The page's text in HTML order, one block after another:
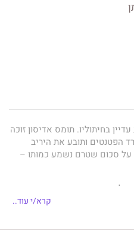
עדיין בחיתוליו. תומס אדיסון זוכה
הפטנטים ותובע את היריב
על סכום שטרם נשמע כמותו –
למרבה ההפתעה, את שירותיו
עתה סיים את לימודיו, פול קראוואת. אין
קרא/י עוד..